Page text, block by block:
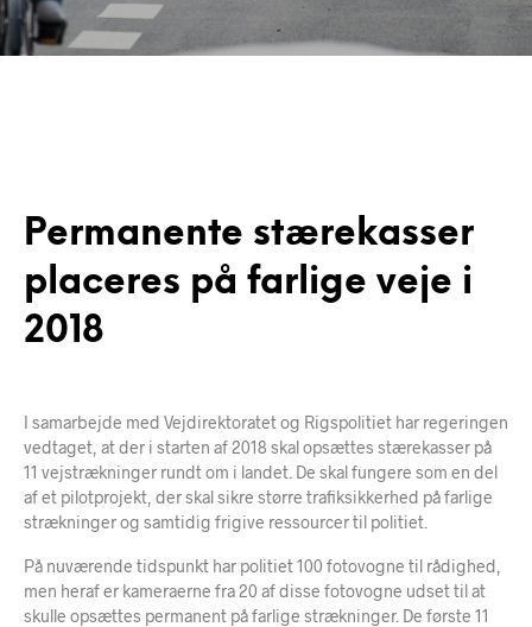
Permanente stærekasser
placeres på farlige veje i
2018
I samarbejde med Vejdirektoratet og Rigspolitiet har regeringen
vedtaget, at der i starten af 2018 skal opsættes stærekasser på
11 vejstrækninger rundt om i landet. De skal fungere som en del
af et pilotprojekt, der skal sikre større trafiksikkerhed på farlige
strækninger og samtidig frigive ressourcer til politiet.
På nuværende tidspunkt har politiet 100 fotovogne til rådighed,
men heraf er kameraerne fra 20 af disse fotovogne udset til at
skulle opsættes permanent på farlige strækninger. De første 11